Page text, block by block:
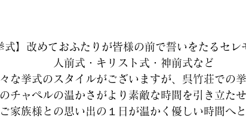
式】改めておふたりが皆様の前で誓いをたるセレ
人前式・キリスト式・神前式など
な挙式のスタイルがございますが、呉竹荘での
チャペルの温かさがより素敵な時間を引き立た
家族様との思い出の１日が温かく優しい時間へと